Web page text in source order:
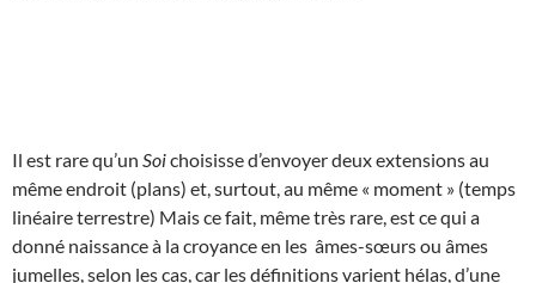
Il est rare qu’un Soichoisisse d’envoyer deux extensions au
même endroit (plans) et, surtout, au même « moment » (temps
linéaire terrestre) Mais ce fait, même très rare, est ce qui a
donné naissance à la croyance en les âmes-sœurs ou âmes
jumelles, selon les cas, car les définitions varient hélas, d’une